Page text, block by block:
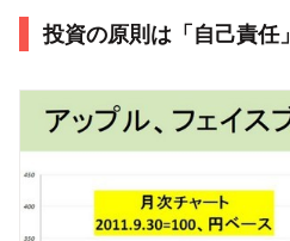
投資の原則は「自己責任」